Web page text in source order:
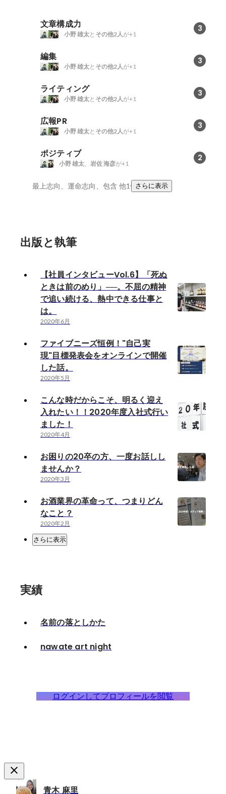
文章構成力 3
小野 雄太と その他2人 が+1
編集 3
小野 雄太と その他2人 が+1
ライティング 3
小野 雄太と その他2人 が+1
広報PR 3
小野 雄太と その他2人 が+1
ポジティブ 2
小野 雄太 岩佐 海彦が+1
最上志向、運命志向、包含 他1件さらに表示
出版と執筆
【社員インタビューVol.6】「死ぬ
ときは前のめり」──。不屈の精神
で追い続ける、熱中できる仕事と
は。
2020年6月
ファイブニーズ恒例！"自己実
現"目標発表会をオンラインで開催
した話。
2020年5月
こんな時だからこそ、明るく迎え
入れたい！！2020年度入社式行い
ました！
2020年4月
お困りの20卒の方、一度お話しし
ませんか？
2020年3月
お酒業界の革命って、つまりどん
なこと？
2020年2月
さらに表示
実績
名前の落としかた
nawate art night
ログインしてプロフィールを閲覧
青木 麻里